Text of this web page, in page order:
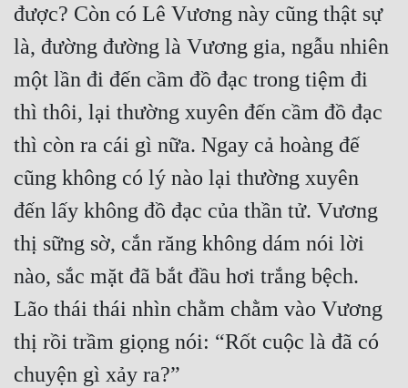
được? Còn có Lê Vương này cũng thật sự
là, đường đường là Vương gia, ngẫu nhiên
một lần đi đến cầm đồ đạc trong tiệm đi
thì thôi, lại thường xuyên đến cầm đồ đạc
thì còn ra cái gì nữa. Ngay cả hoàng đế
cũng không có lý nào lại thường xuyên
đến lấy không đồ đạc của thần tử. Vương
thị sững sờ, cắn răng không dám nói lời
nào, sắc mặt đã bắt đầu hơi trắng bệch.
Lão thái thái nhìn chằm chằm vào Vương
thị rồi trầm giọng nói: “Rốt cuộc là đã có
chuyện gì xảy ra?”